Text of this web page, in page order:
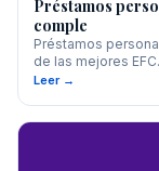
Préstamos
comple
Préstamos
de las mejores
Leer →